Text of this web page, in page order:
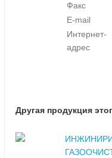
Факс
E-mail
Интернет-
адрес
Другая продукция